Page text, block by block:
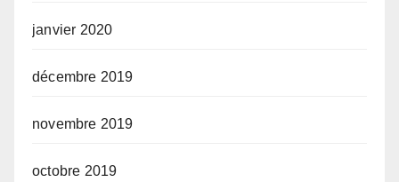
janvier 2020
décembre 2019
novembre 2019
octobre 2019